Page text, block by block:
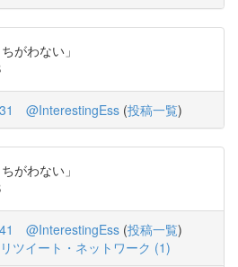
がわない」
@InterestingEss (投稿一覧)
がわない」
@InterestingEss (投稿一覧)
リツイート・ネットワーク (1)